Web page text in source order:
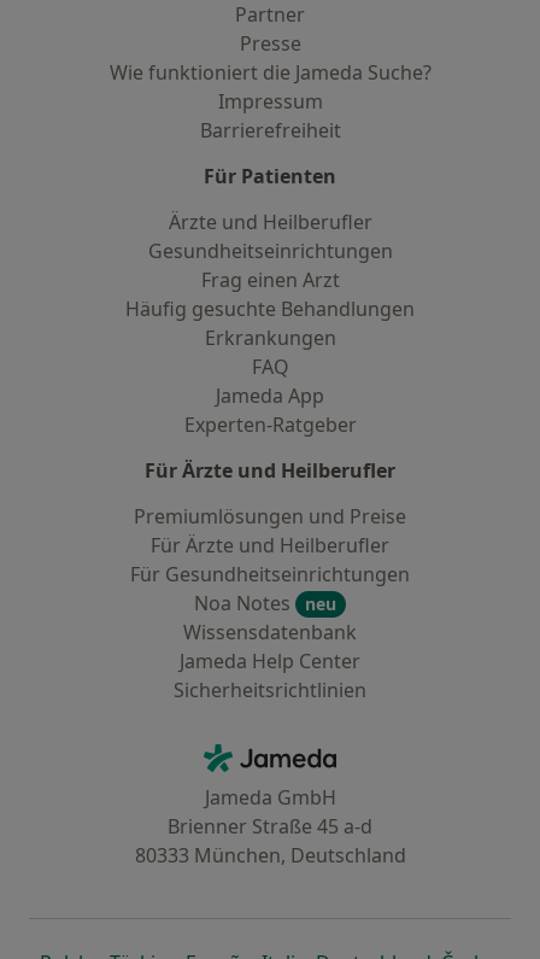
Partner
Presse
Wie funktioniert die Jameda Suche?
Impressum
Barrierefreiheit
Für Patienten
Ärzte und Heilberufler
Gesundheitseinrichtungen
Frag einen Arzt
Häufig gesuchte Behandlungen
Erkrankungen
FAQ
Jameda App
Experten-Ratgeber
Für Ärzte und Heilberufler
Premiumlösungen und Preise
Für Ärzte und Heilberufler
Für Gesundheitseinrichtungen
Noa Notes
neu
Wissensdatenbank
Jameda Help Center
Sicherheitsrichtlinien
Jameda - Startseite
Jameda GmbH
Brienner Straße 45 a-d
80333 München, Deutschland